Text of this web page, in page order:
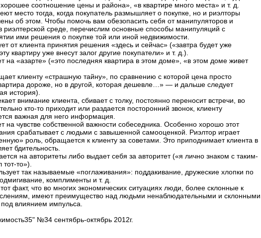
соотношение цены и района», «в квартире много места» и т. д.
место тогда, когда покупатель размышляет о покупке, но и риэлторы
об этом. Чтобы помочь вам обезопасить себя от манипуляторов и
риэлтерской среде, перечислим основные способы манипуляций с
ими решения о покупке той или иной недвижимости.
от клиента принятия решения «здесь и сейчас» («завтра будет уже
квартиру уже внесут залог другие покупатели» и т. д.).
на «азарте» («это последняя квартира в этом доме», «в этом доме живет
клиенту «страшную тайну», по сравнению с которой цена просто
дороже, но в другой, которая дешевле…» — и дальше следует
история).
внимание клиента, сбивает с толку, постоянно переносит встречи, во
кто-то приходит или раздается посторонний звонок, клиенту
важная для него информация.
на чувстве собственной важности собеседника. Особенно хорошо этот
срабатывает с людьми с завышенной самооценкой. Риэлтор играет
роль, обращается к клиенту за советами. Это приподнимает клиента в
бдительность.
на авторитеты либо выдает себя за авторитет («я лично знаком с таким-
то»).
так называемые «поглаживания»: поддакивание, дружеские хлопки по
комплименты и т. д.
факт, что во многих экономических ситуациях люди, более склонные к
имеют преимущество над людьми ненаблюдательными и склонными
влиянием импульса.
№34 сентябрь-октябрь 2012г.